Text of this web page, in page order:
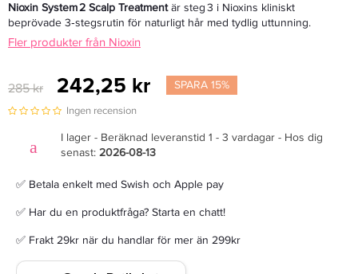
Nioxin System 2 Scalp Treatmentär steg 3 i Nioxins kliniskt
beprövade 3‑stegsrutin för naturligt hår med tydlig uttunning.
Fler produkter från Nioxin
285 kr 242,25 kr SPARA 15%
Ingen recension
I lager - Beräknad leveranstid 1 - 3 vardagar - Hos dig
senast: 2026-08-13
✅ Betala enkelt med Swish och Apple pay
✅ Har du en produktfråga? Starta en chatt!
✅ Frakt 29kr när du handlar för mer än 299kr